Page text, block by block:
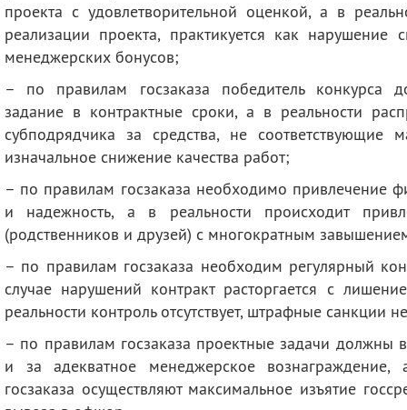
проекта с удовлетворительной оценкой, а в
реализации проекта, практикуется как нарушение
менеджерских бонусов;
– по правилам госзаказа победитель конкурса
задание в контрактные сроки, а в реальности
субподрядчика за средства, не соответствующие
изначальное снижение качества работ;
– по правилам госзаказа необходимо привлечение
и надежность, а в реальности происходит
(родственников и друзей) с многократным
– по правилам госзаказа необходим регулярный
случае нарушений контракт расторгается с
реальности контроль отсутствует, штрафные санкции
– по правилам госзаказа проектные задачи должны
и за адекватное менеджерское вознаграждение,
госзаказа осуществляют максимальное изъятие